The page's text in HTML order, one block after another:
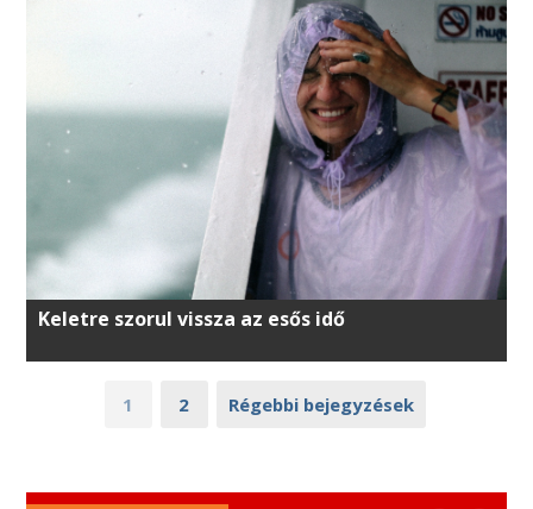
Keletre szorul vissza az esős idő
1 2 Régebbi bejegyzések